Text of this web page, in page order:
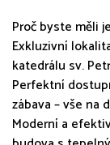
Proč byste měli
Exkluzivní
katedrálu sv.
Perfektní
zábava – vše na
Moderní a